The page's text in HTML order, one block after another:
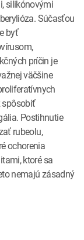
silikónovými
Súčasťou
byť
príčin je
väčšine
spôsobiť
Postihnutie
rubeolu,
ochorenia
ktoré sa
nemajú zásadný